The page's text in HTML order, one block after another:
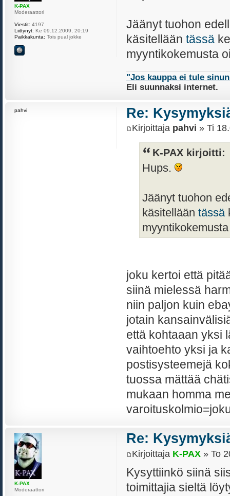
Jäänyt tuohon
käsitellään tässä
myyntikokemusta
"Jos kauppa ei tule
Eli suunnaksi internet.
K-PAX
Moderaattori
Viestit: 4197
Liittynyt: Ke 09.12.2009, 20:19
Paikkakunta: Tois pual jokke
Re:
Kirjoittaja pahvi » Ti
K-PAX kirjoitti:
Hups.
Jäänyt tuohon
käsitellään tässä
joku kertoi että
siinä mielessä
niin paljon kuin
jotain
että kohtaaan yksi
vaihtoehto yksi ja
postisysteemejä
tuossa mättää
mukaan homma
pahvi
Re:
Kirjoittaja K-PAX» To
Kysyttiinkö siinä
toimittajia sieltä
K-PAX
Moderaattori